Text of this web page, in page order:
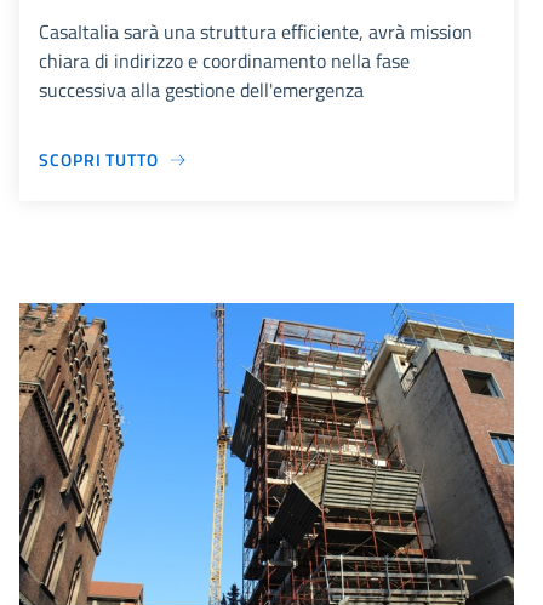
CasaItalia sarà una struttura efficiente, avrà mission
chiara di indirizzo e coordinamento nella fase
successiva alla gestione dell'emergenza
SCOPRI TUTTO